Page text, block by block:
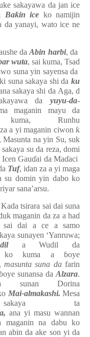
sakayawa da jan ice
Baƙin ice ko namijin
da yanayi, wato ice ne
daAbin harbi, da
wuta, sai kuma, Tsad
suna yin sayensa da
suna sakaya shi daku
sakaya shi da Aga, d
da yuyu-da-
maganin mayu da
Runhu
a yi maganin ciwon ƙ
na yin Su, suk
su da reza, domi
Icen Gauɗai da Maɗaci
Tuf, idan za a yi maga
su domin yin dabo ko
sana’arsu.
tsirara sai dai suna
maganin da za a haɗ
sai dai a ce a samo
sunayen ‘Yanruwa;
a Wudil da
kuma a ɓoye
masunta suna da farin
ɓoye sunansa daAlzara.
sunan Dorina
Mai-almakashi. Mesa
ta
ana yi masu wannan
maganin na dabu ko
abin da ake son yi da